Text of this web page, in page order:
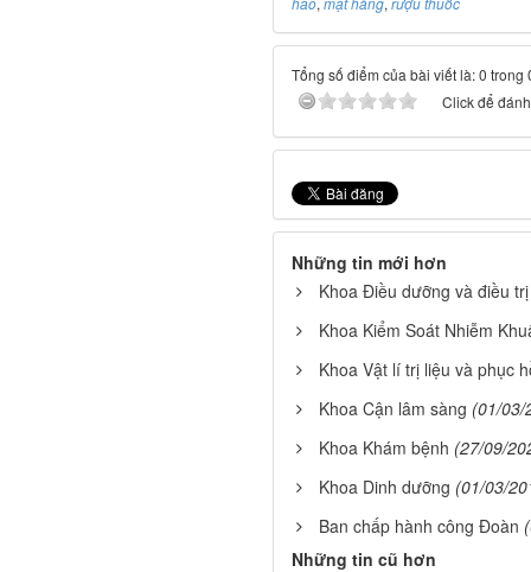
Tổng số điểm của bài viết là: 0 trong
Click để
Những tin mới hơn
Khoa Điều dưỡng và điều
Khoa Kiểm Soát Nhiễm
Khoa Vật lí trị liệu và phục
Khoa Cận lâm sàng (01/03/
Khoa Khám bệnh (27/09/
Khoa Dinh dưỡng (01/03/
Ban chấp hành công Đoàn
Những tin cũ hơn